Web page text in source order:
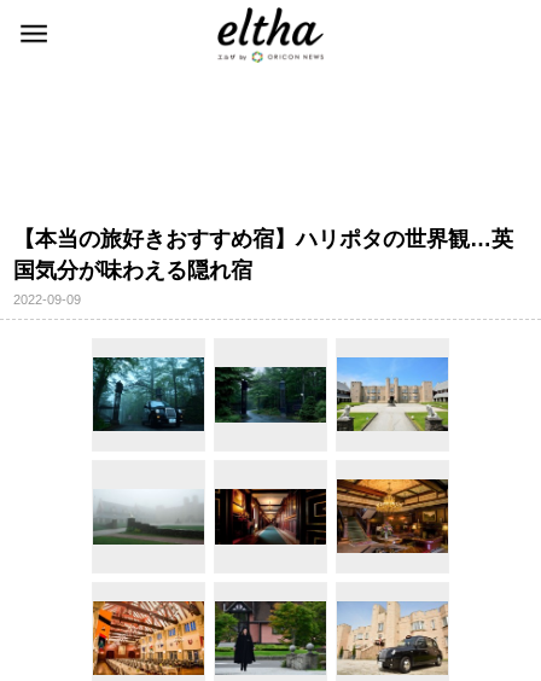
【本当の旅好きおすすめ宿】ハリポタの世界観…英
国気分が味わえる隠れ宿
2022-09-09